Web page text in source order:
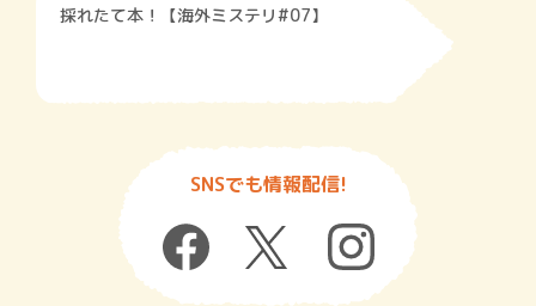
採れたて本！【海外ミステリ#07】
SNSでも情報配信!